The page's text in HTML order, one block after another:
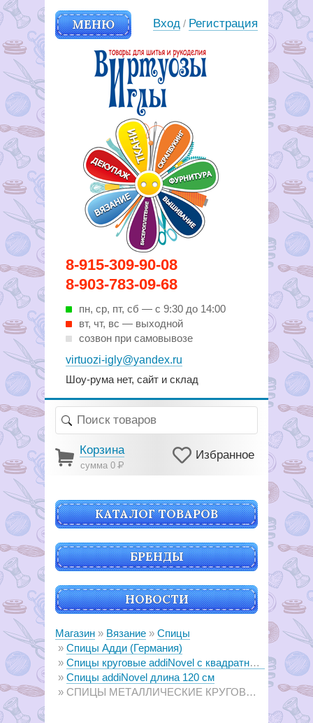
8-915-309-90-08
8-903-783-09-68
пн, ср, пт, cб — с 9:30 до 14:00
вт, чт, вс — выходной
созвон при самовывозе
virtuozi-igly@yandex.ru
Шоу-рума нет, сайт и склад
МЕНЮ
Вирутозы иглы. Товары для
шитья и рукоделья
Вход / Регистрация
Корзина
сумма 0Р
Избранное
КАТАЛОГ ТОВАРОВ
БРЕНДЫ
НОВОСТИ
Магазин Вязание
Спицы
Спицы Адди (Германия)
Спицы круговые аddiNovel с квадратным сечением
Спицы аddiNovel длина 120 см
СПИЦЫ МЕТАЛЛИЧЕСКИЕ КРУГОВЫЕ СУПЕРГЛАДКИЕ C КВАДРАТНЫМ КОНЧИКОМ ADDINOVEL, №6.5, 120 СМ